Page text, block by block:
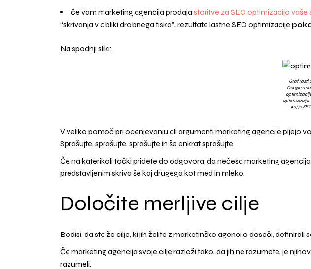
če vam marketing agencija prodaja storitve za SEO optimizacijo vaše
“skrivanja v obliki drobnega tiska”, rezultate lastne SEO optimizacije
Na spodnji sliki:
Graf rasti
Google
optimizacija
kaj je
V veliko pomoč pri ocenjevanju ali argumenti marketing agencije pijejo
Sprašujte, sprašujte, sprašujte in še enkrat sprašujte.
Če na katerikoli točki pridete do odgovora, da nečesa marketing
predstavljenim skriva še kaj drugega kot med in mleko.
Določite merljive cilje
Bodisi, da ste že cilje, ki jih želite z marketinško agencijo doseči, definirali
Če marketing agencija svoje cilje razloži tako, da jih ne razumete, je
razumeli.